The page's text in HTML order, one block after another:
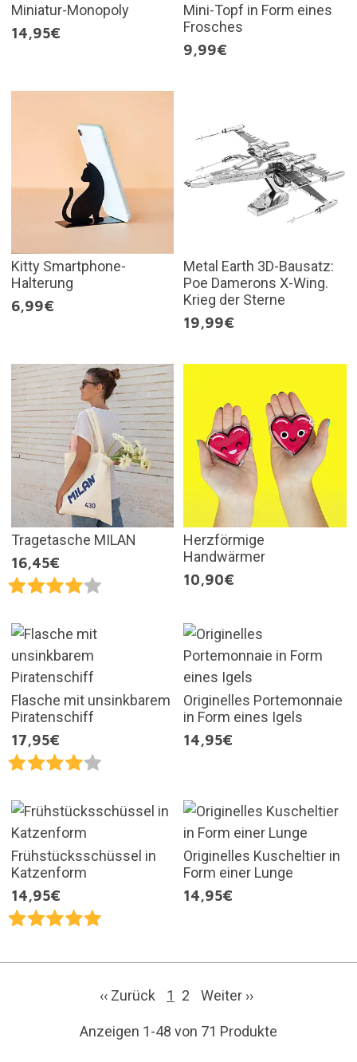
Miniatur-Monopoly
14,95€
Mini-Topf in Form eines
Frosches
9,99€
Kitty Smartphone-
Halterung
6,99€
Metal Earth 3D-Bausatz:
Poe Damerons X-Wing.
Krieg der Sterne
19,99€
Tragetasche MILAN
16,45€
Herzförmige
Handwärmer
10,90€
Flasche mit unsinkbarem
Piratenschiff
17,95€
Originelles Portemonnaie
in Form eines Igels
14,95€
Frühstücksschüssel in
Katzenform
14,95€
Originelles Kuscheltier in
Form einer Lunge
14,95€
‹‹ Zurück 1 2 Weiter ››
Anzeigen 1-48 von 71 Produkte